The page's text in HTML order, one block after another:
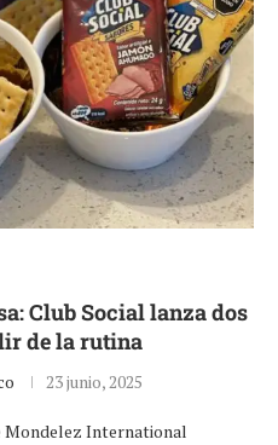
Club Social lanza dos
de la rutina
23 junio, 2025
Mondelez International